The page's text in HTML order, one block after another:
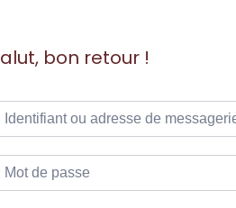
bon retour !